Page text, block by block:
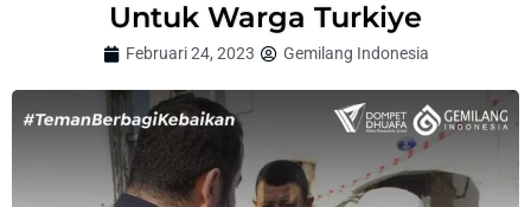
Untuk Warga Turkiye
Februari 24, 2023 Gemilang Indonesia